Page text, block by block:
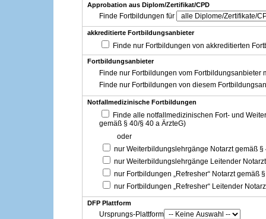
Approbation aus Diplom/Zertifikat/CPD
Finde Fortbildungen für
akkreditierte Fortbildungsanbieter
Finde nur Fortbildungen von akkreditierten
Fortbildungsanbieter
Finde nur Fortbildungen vom Fortbildungsanbieter
Finde nur Fortbildungen von diesem
Notfallmedizinische Fortbildungen
Finde alle notfallmedizinischen Fort- und
gemäß § 40/§ 40 a ÄrzteG)
oder
nur Weiterbildungslehrgänge Notarzt gemäß §
nur Weiterbildungslehrgänge Leitender
nur Fortbildungen „Refresher“ Notarzt gemäß
nur Fortbildungen „Refresher“ Leitender
DFP Plattform
Ursprungs-Plattform